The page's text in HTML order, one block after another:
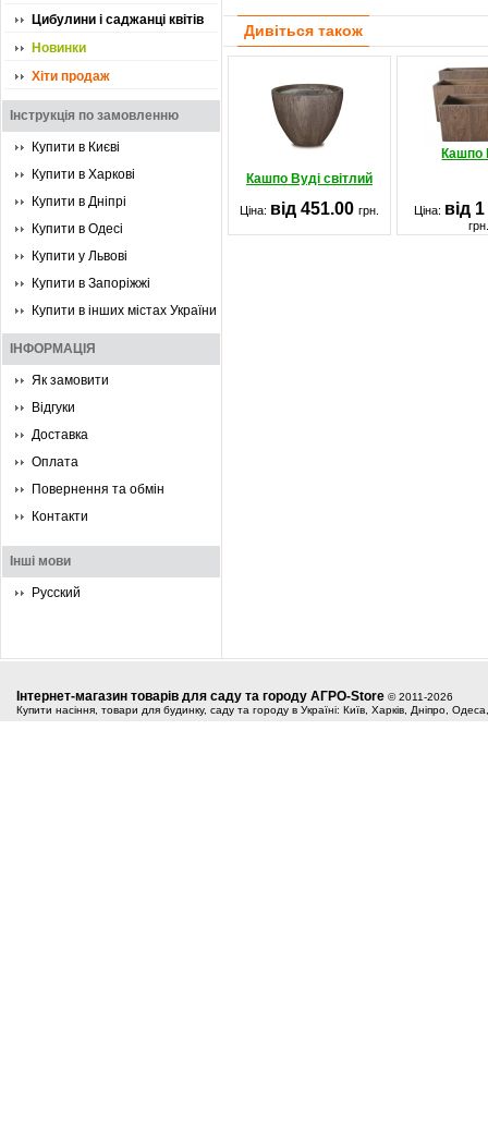
Цибулини і саджанці квітів
Новинки
Хіти продаж
Інструкція по замовленню
Купити в Києві
Купити в Харкові
Купити в Дніпрі
Купити в Одесі
Купити у Львові
Купити в Запоріжжі
Купити в інших містах України
ІНФОРМАЦІЯ
Як замовити
Відгуки
Доставка
Оплата
Повернення та обмін
Контакти
Інші мови
Русский
Дивіться також
Кашпо Вуді світлий
Кашпо
Ціна: від 451.00 грн. Ціна: від
грн.
Інтернет-магазин товарів для саду та городу АГРО-Store © 2011-2026
Купити насіння, товари для будинку, саду та городу в Україні: Київ, Харків, Дніпро,